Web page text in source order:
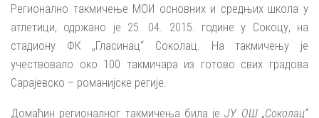
Регионално такмичење МОИ основних и средњих школа у
атлетици, одржано је 25. 04. 2015. године у Сокоцу, на
стадиону ФК „Гласинац“ Соколац. На такмичењу је
учествовало око 100 такмичара из готово свих градова
Сарајевско – романијске регије.
Домаћин регионалног такмичења била јеЈУ ОШ „Соколац“